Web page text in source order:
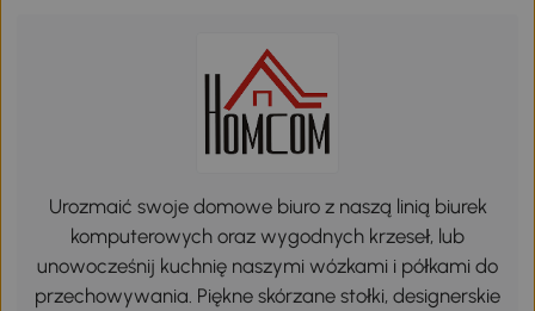
Urozmaić swoje domowe biuro z naszą linią biurek
komputerowych oraz wygodnych krzeseł, lub
unowocześnij kuchnię naszymi wózkami i półkami do
przechowywania. Piękne skórzane stołki, designerskie